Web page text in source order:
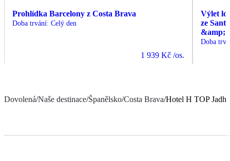
Prohlídka Barcelony z Costa Brava
Doba trvání: Celý den
1 939 Kč /os.
Výlet
ze
&amp;
Doba
Dovolená/Naše destinace/Španělsko/Costa Brava/Hotel H TOP Jadhe